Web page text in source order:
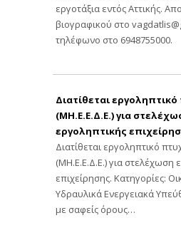
εργοτάξια εντός Αττικής.
βιογραφικού στο
τηλέφωνο στο 6948755000.
Διατίθεται
(ΜΗ.Ε.Ε.Δ.Ε.) για
εργοληπτικής
Διατίθεται εργοληπτικό
(ΜΗ.Ε.Ε.Δ.Ε.) για στελέχωση
επιχείρησης. Κατηγορίες:
Υδραυλικά Ενεργειακά
με σαφείς όρους…